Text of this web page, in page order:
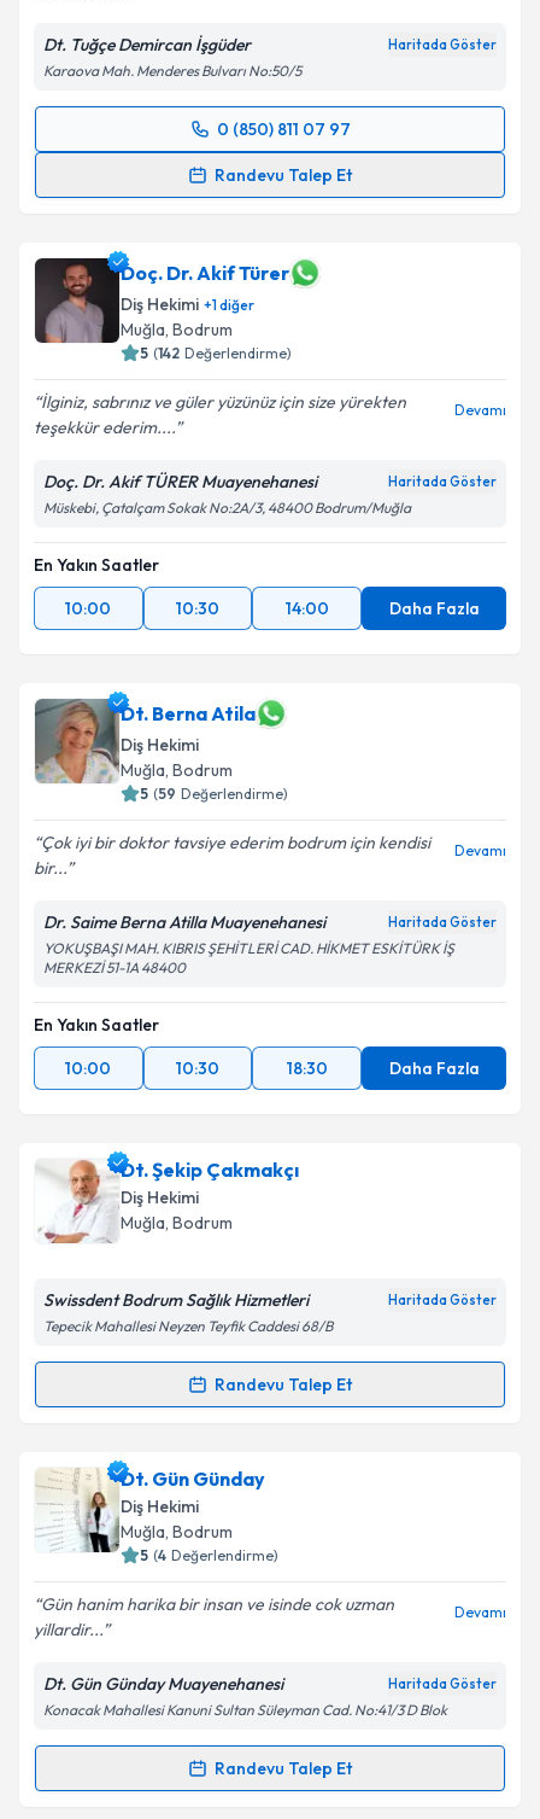
Dt. Tuğçe Demircan İşgüder Haritada Göster
Karaova Mah. Menderes Bulvarı No:50/5
0 (850) 811 07 97
Randevu Talep Et
Randevu Takvimi Talebi
için bir takvim hazırlandığında e-posta ile
bilgilendireceğiz.
E-posta Adresiniz
Metni'ni okudum ve kişisel verilerimin belirtilen
kapsamda işlenmesini kabul ediyorum.
Takvim Talebini Gönder
Doç. Dr. Akif Türer
Diş Hekimi +1diğer
Muğla, Bodrum
5 (142 Değerlendirme)
İlginiz, sabrınız ve güler yüzünüz için size yürekten
teşekkür ederim....
Devamı
Doç. Dr. Akif TÜRER Muayenehanesi Haritada Göster
Müskebi, Çatalçam Sokak No:2A/3, 48400 Bodrum/Muğla
En Yakın Saatler
10:00
10:30 14:00 Daha Fazla
Dt. Berna Atila
Diş Hekimi
Muğla, Bodrum
5 (59 Değerlendirme)
Çok iyi bir doktor tavsiye ederim bodrum için kendisi
bir...
Devamı
Dr. Saime Berna Atilla Muayenehanesi Haritada Göster
YOKUŞBAŞI MAH. KIBRIS ŞEHİTLERİ CAD. HİKMET ESKİTÜRK İŞ
MERKEZİ 51-1A 48400
En Yakın Saatler
10:00
10:30 18:30 Daha Fazla
Dt. Şekip Çakmakçı
Diş Hekimi
Muğla, Bodrum
Swissdent Bodrum Sağlık Hizmetleri Haritada Göster
Tepecik Mahallesi Neyzen Teyfik Caddesi 68/B
Randevu Talep Et
Randevu Takvimi Talebi
Dt. Şekip Çakmakçıiçin randevu takvimi talebi
oluşturun. Size bu uzmandan randevu almanız için bir
takvim hazırlandığında e-posta ile bilgilendireceğiz.
Kişisel verilerimin işlenmesine ilişkin
Aydınlatma
Metni'ni okudum ve kişisel verilerimin belirtilen
kapsamda işlenmesini kabul ediyorum.
Dt. Gün Günday
Diş Hekimi
Muğla, Bodrum
5 (4 Değerlendirme)
Gün hanim harika bir insan ve isinde cok uzman
yillardir...
Devamı
Dt. Gün Günday Muayenehanesi Haritada Göster
Konacak Mahallesi Kanuni Sultan Süleyman Cad. No:41/3 D Blok
Randevu Talep Et
Randevu Takvimi Talebi